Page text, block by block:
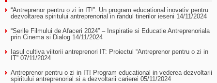
“Antreprenor pentru o zi in IT!”: Un program educational inovativ pentru
dezvoltarea spiritului antreprenorial in randul tinerilor ieseni 14/11/2024
“Serile Filmului de Afaceri 2024” – Inspiratie si Educatie Antreprenoriala
prin Cinema si Dialog 14/11/2024
Iasul cultiva viitorii antreprenori IT: Proiectul “Antreprenor pentru o zi in
IT” 07/11/2024
Antreprenor pentru o zi in IT! Program educational in vederea dezvoltarii
spiritului antreprenorial si a dezvoltarii carierei 05/11/2024